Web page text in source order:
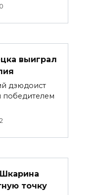
выиграл
дзюдоист
победителем
точку